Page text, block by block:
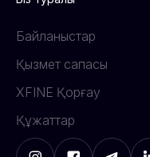
Байланыстар
Қызмет сапасы
XFINE Қорғау
Құжаттар